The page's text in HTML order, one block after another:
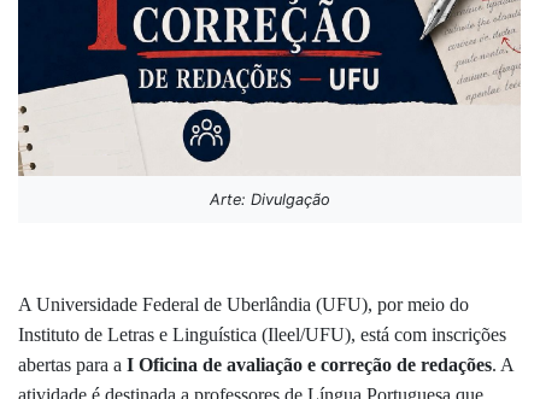
Arte: Divulgação
A Universidade Federal de Uberlândia (UFU), por meio do
Instituto de Letras e Linguística (Ileel/UFU), está com inscrições
abertas para a I Oficina de avaliação e correção de redações. A
atividade é destinada a professores de Língua Portuguesa que